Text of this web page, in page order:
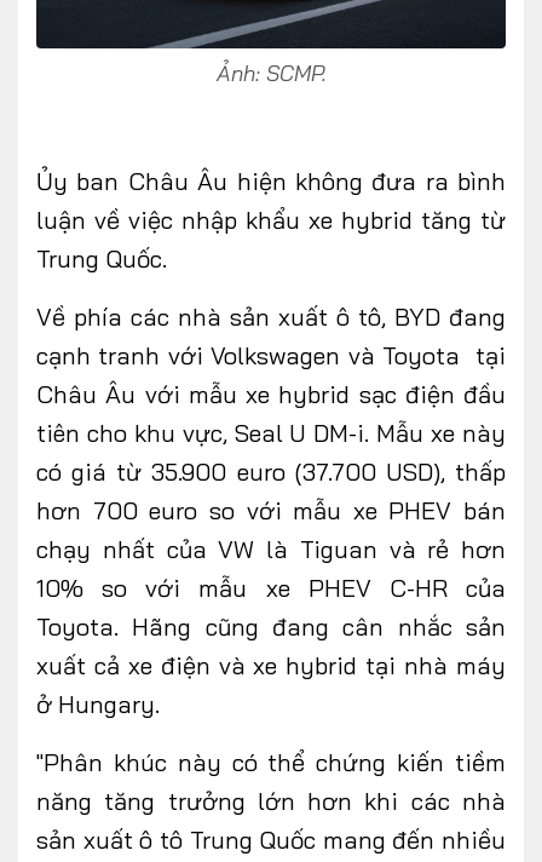
Ảnh: SCMP.
Ủy ban Châu Âu hiện không đưa ra bình
luận về việc nhập khẩu xe hybrid tăng từ
Trung Quốc.
Về phía các nhà sản xuất ô tô, BYD đang
cạnh tranh với Volkswagen và Toyota tại
Châu Âu với mẫu xe hybrid sạc điện đầu
tiên cho khu vực, Seal U DM-i. Mẫu xe này
có giá từ 35.900 euro (37.700 USD), thấp
hơn 700 euro so với mẫu xe PHEV bán
chạy nhất của VW là Tiguan và rẻ hơn
10% so với mẫu xe PHEV C-HR của
Toyota. Hãng cũng đang cân nhắc sản
xuất cả xe điện và xe hybrid tại nhà máy
ở Hungary.
"Phân khúc này có thể chứng kiến ​​tiềm
năng tăng trưởng lớn hơn khi các nhà
sản xuất ô tô Trung Quốc mang đến nhiều